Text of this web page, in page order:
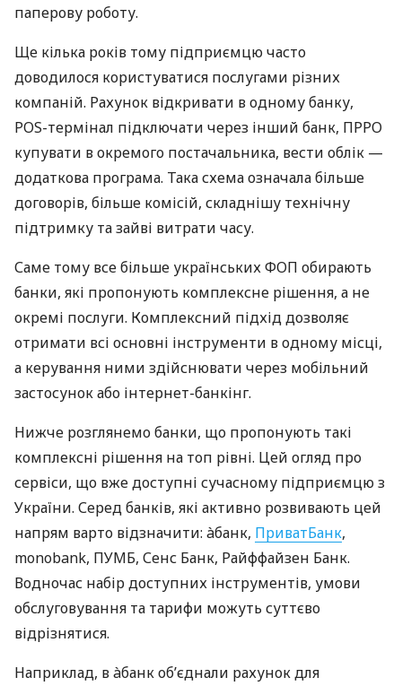
паперову роботу.
Ще кілька років тому підприємцю часто
доводилося користуватися послугами різних
компаній. Рахунок відкривати в одному банку,
POS-термінал підключати через інший банк, ПРРО
купувати в окремого постачальника, вести облік —
додаткова програма. Така схема означала більше
договорів, більше комісій, складнішу технічну
підтримку та зайві витрати часу.
Саме тому все більше українських ФОП обирають
банки, які пропонують комплексне рішення, а не
окремі послуги. Комплексний підхід дозволяє
отримати всі основні інструменти в одному місці,
а керування ними здійснювати через мобільний
застосунок або інтернет-банкінг.
Нижче розглянемо банки, що пропонують такі
комплексні рішення на топ рівні. Цей огляд про
сервіси, що вже доступні сучасному підприємцю з
України. Серед банків, які активно розвивають цей
напрям варто відзначити: àбанк, ПриватБанк,
monobank, ПУМБ, Сенс Банк, Райффайзен Банк.
Водночас набір доступних інструментів, умови
обслуговування та тарифи можуть суттєво
відрізнятися.
Наприклад, в àбанк об’єднали рахунок для